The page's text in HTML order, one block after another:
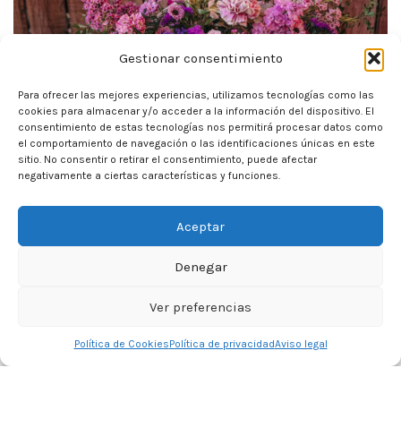
Gestionar consentimiento
Para ofrecer las mejores experiencias, utilizamos tecnologías como las
cookies para almacenar y/o acceder a la información del dispositivo. El
consentimiento de estas tecnologías nos permitirá procesar datos como
el comportamiento de navegación o las identificaciones únicas en este
sitio. No consentir o retirar el consentimiento, puede afectar
negativamente a ciertas características y funciones.
Aceptar
Denegar
Ver preferencias
Política de CookiesPolítica de privacidadAviso legal
Lista de deseos Carrito Mi cuenta